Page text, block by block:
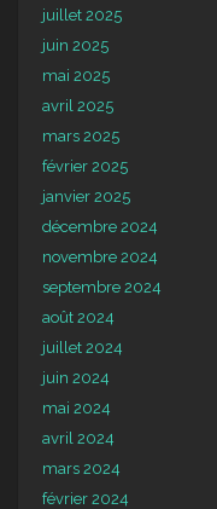
juillet 2025
juin 2025
mai 2025
avril 2025
mars 2025
février 2025
janvier 2025
décembre 2024
novembre 2024
septembre 2024
août 2024
juillet 2024
juin 2024
mai 2024
avril 2024
mars 2024
février 2024